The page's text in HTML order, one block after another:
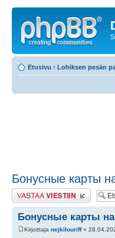
Etusivu ‹ Lohiksen pesän
Бонусные карты
Lähetä vastaus
Бонусные карты
Kirjoittaja nejkilouriff»